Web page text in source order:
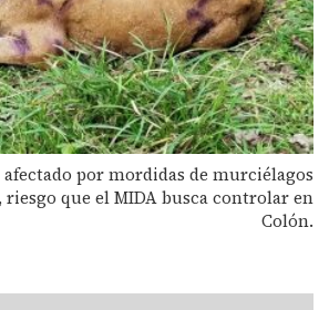
afectado por mordidas de murciélagos
riesgo que el MIDA busca controlar en
Colón.